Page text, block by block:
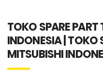
TOKO SPARE PART
INDONESIA | TOKO
MITSUBISHI